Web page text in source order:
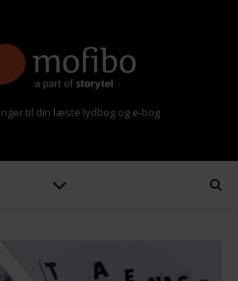
til din læste lydbog og e-bog